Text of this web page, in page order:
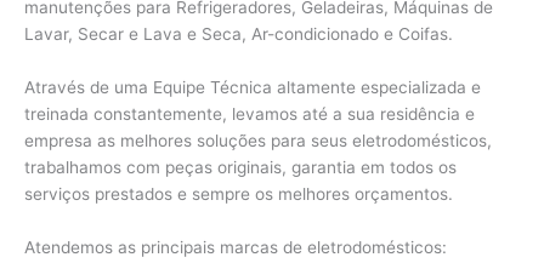
manutenções para Refrigeradores, Geladeiras, Máquinas de
Lavar, Secar e Lava e Seca, Ar-condicionado e Coifas.
Através de uma Equipe Técnica altamente especializada e
treinada constantemente, levamos até a sua residência e
empresa as melhores soluções para seus eletrodomésticos,
trabalhamos com peças originais, garantia em todos os
serviços prestados e sempre os melhores orçamentos.
Atendemos as principais marcas de eletrodomésticos: